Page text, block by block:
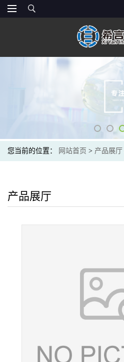
您当前的位置： 网站首页 > 产品展厅
产品展厅